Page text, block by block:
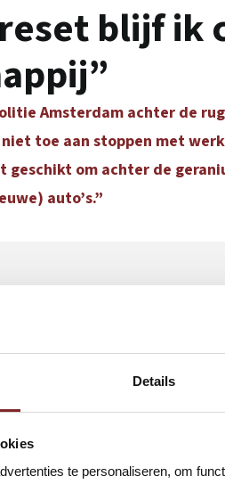
Details
te personaliseren, om
blijf ik
Amsterdam achter de
toe aan stoppen met
om achter de
auto’s.”
neef werkten allemaal bij de
voor collega’s op straat.
nieuwe stafbureau
en is betrokken bij de